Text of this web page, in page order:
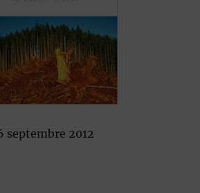
septembre 2012